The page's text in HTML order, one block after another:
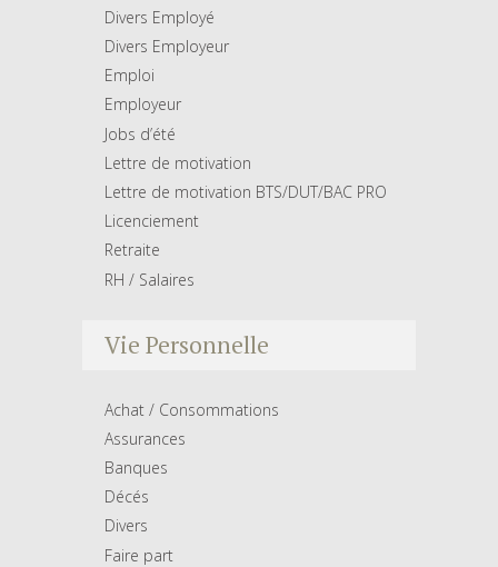
Divers Employé
Divers Employeur
Emploi
Employeur
Jobs d’été
Lettre de motivation
Lettre de motivation BTS/DUT/BAC PRO
Licenciement
Retraite
RH / Salaires
Vie Personnelle
Achat / Consommations
Assurances
Banques
Décés
Divers
Faire part